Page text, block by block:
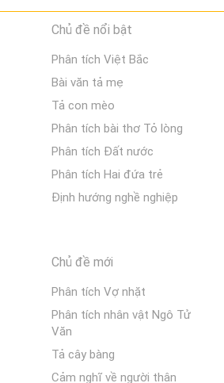
Chủ đề nổi bật
Phân tích Việt Bắc
Bài văn tả mẹ
Tả con mèo
Phân tích bài thơ Tỏ lòng
Phân tích Đất nước
Phân tích Hai đứa trẻ
Định hướng nghề nghiệp
Chủ đề mới
Phân tích Vợ nhặt
Phân tích nhân vật Ngô Tử
Văn
Tả cây bàng
Cảm nghĩ về người thân